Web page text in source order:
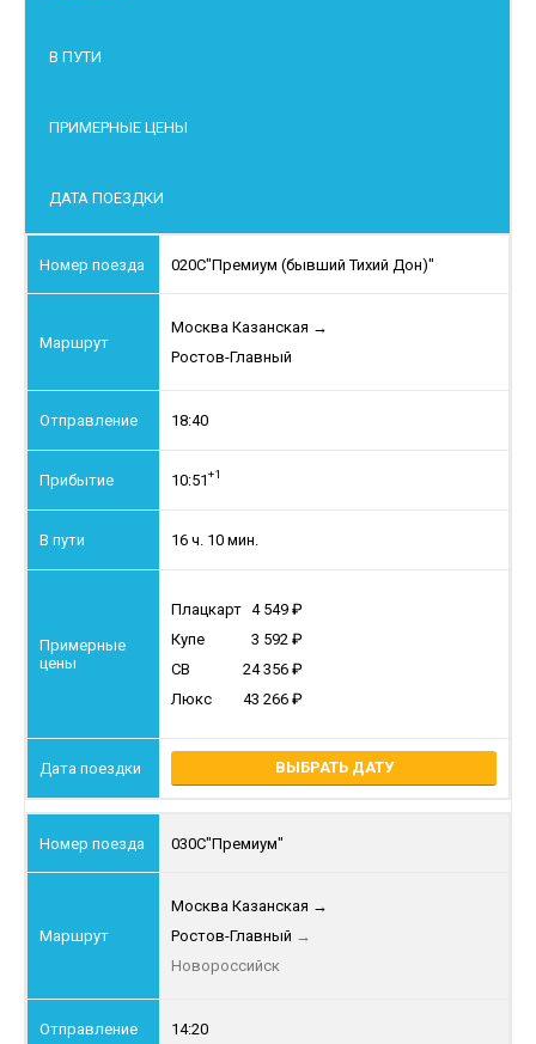
В ПУТИ
ПРИМЕРНЫЕ ЦЕНЫ
ДАТА ПОЕЗДКИ
020С"Премиум (бывший Тихий Дон)"
Москва Казанская →
Ростов-Главный
18:40
10:51+1
16 ч. 10 мин.
Плацкарт 4 549
Купе
3 592
СВ
24 356
Люкс
43 266
ВЫБРАТЬ ДАТУ
030С"Премиум"
Москва Казанская →
Ростов-Главный →
Новороссийск
14:20